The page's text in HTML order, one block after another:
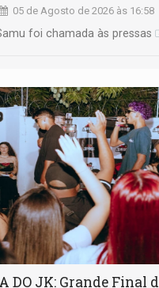
05 de Agosto de 2026 às 16:58
foi chamada às pressas
DO JK: Grande Final